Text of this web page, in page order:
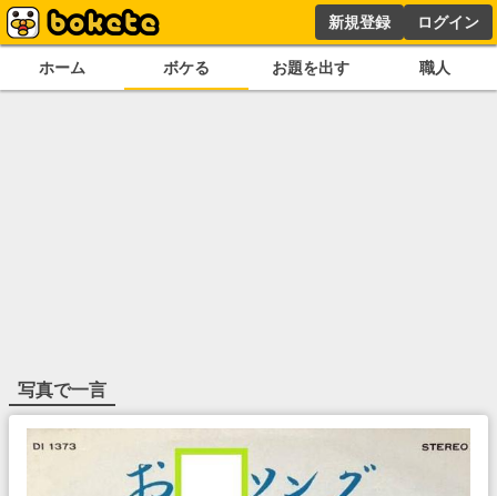
新規登録 ログイン
ホーム ボケる お題を出す 職人
写真で一言